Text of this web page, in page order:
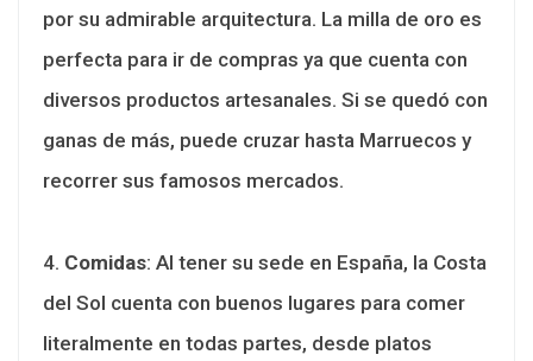
por su admirable arquitectura. La milla de oro es
perfecta para ir de compras ya que cuenta con
diversos productos artesanales. Si se quedó con
ganas de más, puede cruzar hasta Marruecos y
recorrer sus famosos mercados.
4. Comidas: Al tener su sede en España, la Costa
del Sol cuenta con buenos lugares para comer
literalmente en todas partes, desde platos